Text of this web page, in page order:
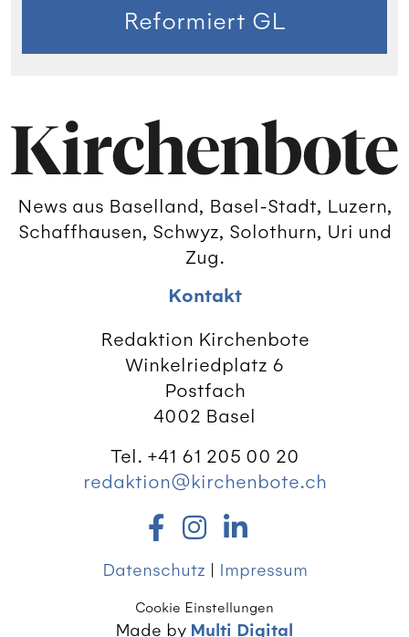
Reformiert GL
News aus Baselland, Basel-Stadt, Luzern,
Schaffhausen, Schwyz, Solothurn, Uri und
Zug.
Kontakt
Redaktion Kirchenbote
Winkelriedplatz 6
Postfach
4002 Basel
Tel. +41 61 205 00 20
redaktion@kirchenbote.ch
Datenschutz | Impressum
Cookie Einstellungen
Made by Multi Digital